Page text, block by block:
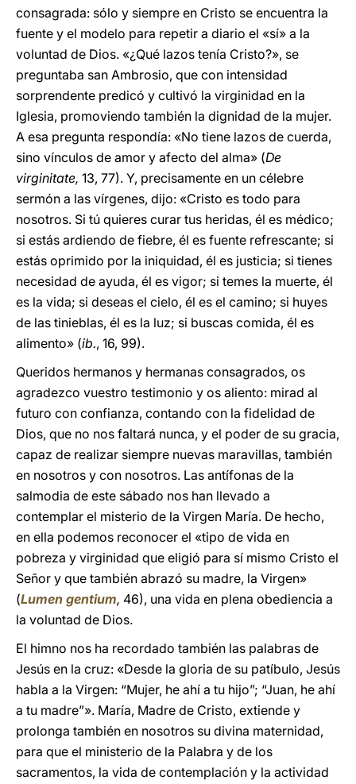
consagrada: sólo y siempre en Cristo se encuentra la
fuente y el modelo para repetir a diario el «sí» a la
voluntad de Dios. «¿Qué lazos tenía Cristo?», se
preguntaba san Ambrosio, que con intensidad
sorprendente predicó y cultivó la virginidad en la
Iglesia, promoviendo también la dignidad de la mujer.
A esa pregunta respondía: «No tiene lazos de cuerda,
sino vínculos de amor y afecto del alma» (De
virginitate, 13, 77). Y, precisamente en un célebre
sermón a las vírgenes, dijo: «Cristo es todo para
nosotros. Si tú quieres curar tus heridas, él es médico;
si estás ardiendo de fiebre, él es fuente refrescante; si
estás oprimido por la iniquidad, él es justicia; si tienes
necesidad de ayuda, él es vigor; si temes la muerte, él
es la vida; si deseas el cielo, él es el camino; si huyes
de las tinieblas, él es la luz; si buscas comida, él es
alimento» (ib., 16, 99).
Queridos hermanos y hermanas consagrados, os
agradezco vuestro testimonio y os aliento: mirad al
futuro con confianza, contando con la fidelidad de
Dios, que no nos faltará nunca, y el poder de su gracia,
capaz de realizar siempre nuevas maravillas, también
en nosotros y con nosotros. Las antífonas de la
salmodia de este sábado nos han llevado a
contemplar el misterio de la Virgen María. De hecho,
en ella podemos reconocer el «tipo de vida en
pobreza y virginidad que eligió para sí mismo Cristo el
Señor y que también abrazó su madre, la Virgen»
(Lumen gentium, 46), una vida en plena obediencia a
la voluntad de Dios.
El himno nos ha recordado también las palabras de
Jesús en la cruz: «Desde la gloria de su patíbulo, Jesús
habla a la Virgen: “Mujer, he ahí a tu hijo”; “Juan, he ahí
a tu madre”». María, Madre de Cristo, extiende y
prolonga también en nosotros su divina maternidad,
para que el ministerio de la Palabra y de los
sacramentos, la vida de contemplación y la actividad